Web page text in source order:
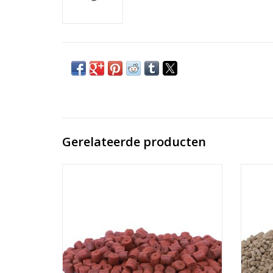
Gerelateerde producten
TOEVOEGEN AAN WINKELWAGEN